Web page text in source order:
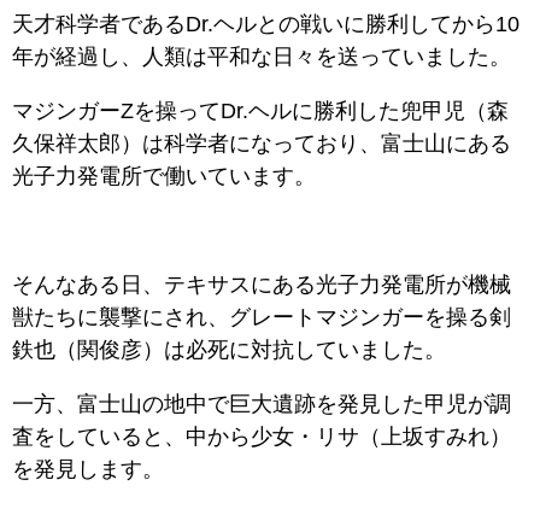
天才科学者であるDr.ヘルとの戦いに勝利してから10
年が経過し、人類は平和な日々を送っていました。
マジンガーZを操ってDr.ヘルに勝利した兜甲児（森
久保祥太郎）は科学者になっており、富士山にある
光子力発電所で働いています。
そんなある日、テキサスにある光子力発電所が機械
獣たちに襲撃にされ、グレートマジンガーを操る剣
鉄也（関俊彦）は必死に対抗していました。
一方、富士山の地中で巨大遺跡を発見した甲児が調
査をしていると、中から少女・リサ（上坂すみれ）
を発見します。